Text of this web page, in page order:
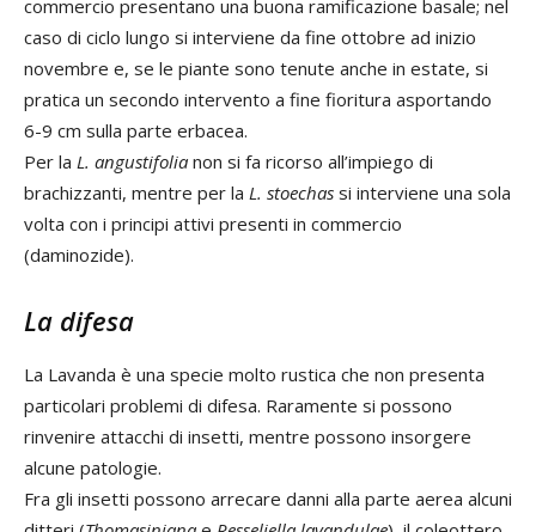
commercio presentano una buona ramificazione basale; nel
caso di ciclo lungo si interviene da fine ottobre ad inizio
novembre e, se le piante sono tenute anche in estate, si
pratica un secondo intervento a fine fioritura asportando
6-9 cm sulla parte erbacea.
Per la L. angustifolia non si fa ricorso all’impiego di
brachizzanti, mentre per la L. stoechas si interviene una sola
volta con i principi attivi presenti in commercio
(daminozide).
La difesa
La Lavanda è una specie molto rustica che non presenta
particolari problemi di difesa. Raramente si possono
rinvenire attacchi di insetti, mentre possono insorgere
alcune patologie.
Fra gli insetti possono arrecare danni alla parte aerea alcuni